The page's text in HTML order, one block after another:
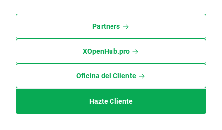
Partners
XOpenHub.pro
Oficina del Cliente
Hazte Cliente